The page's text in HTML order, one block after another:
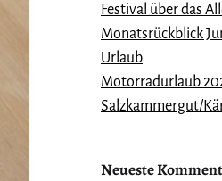
Festival über das
Monatsrückblick
Urlaub
Motorradurlaub
Salzkammergut/
Neueste